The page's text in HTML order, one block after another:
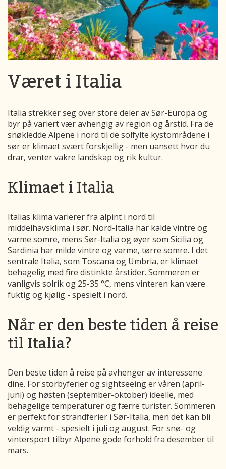
Været i Italia
Italia strekker seg over store deler av Sør-Europa og
byr på variert vær avhengig av region og årstid. Fra de
snøkledde Alpene i nord til de solfylte kystområdene i
sør er klimaet svært forskjellig - men uansett hvor du
drar, venter vakre landskap og rik kultur.
Klimaet i Italia
Italias klima varierer fra alpint i nord til
middelhavsklima i sør. Nord-Italia har kalde vintre og
varme somre, mens Sør-Italia og øyer som Sicilia og
Sardinia har milde vintre og varme, tørre somre. I det
sentrale Italia, som Toscana og Umbria, er klimaet
behagelig med fire distinkte årstider. Sommeren er
vanligvis solrik og 25-35 °C, mens vinteren kan være
fuktig og kjølig - spesielt i nord.
Når er den beste tiden å reise
til Italia?
Den beste tiden å reise på avhenger av interessene
dine. For storbyferier og sightseeing er våren (april-
juni) og høsten (september-oktober) ideelle, med
behagelige temperaturer og færre turister. Sommeren
er perfekt for strandferier i Sør-Italia, men det kan bli
veldig varmt - spesielt i juli og august. For snø- og
vintersport tilbyr Alpene gode forhold fra desember til
mars.